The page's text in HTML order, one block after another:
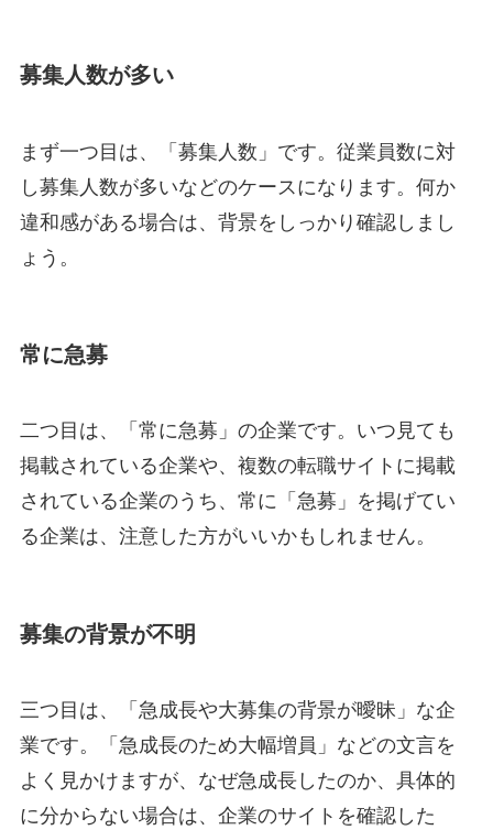
募集人数が多い
まず一つ目は、「募集人数」です。従業員数に対
し募集人数が多いなどのケースになります。何か
違和感がある場合は、背景をしっかり確認しまし
ょう。
常に急募
二つ目は、「常に急募」の企業です。いつ見ても
掲載されている企業や、複数の転職サイトに掲載
されている企業のうち、常に「急募」を掲げてい
る企業は、注意した方がいいかもしれません。
募集の背景が不明
三つ目は、「急成長や大募集の背景が曖昧」な企
業です。「急成長のため大幅増員」などの文言を
よく見かけますが、なぜ急成長したのか、具体的
に分からない場合は、企業のサイトを確認した